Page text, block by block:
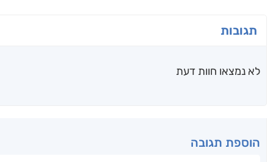
תגובות
לא נמצאו חוות דעת
הוספת תגובה